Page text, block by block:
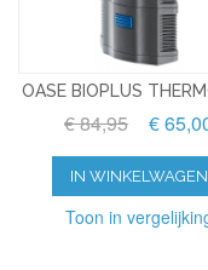
OASE BIOPLUS
€ 84,95 €
IN WINKELWAGEN
Toon in